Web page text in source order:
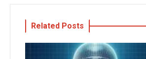
Related Posts